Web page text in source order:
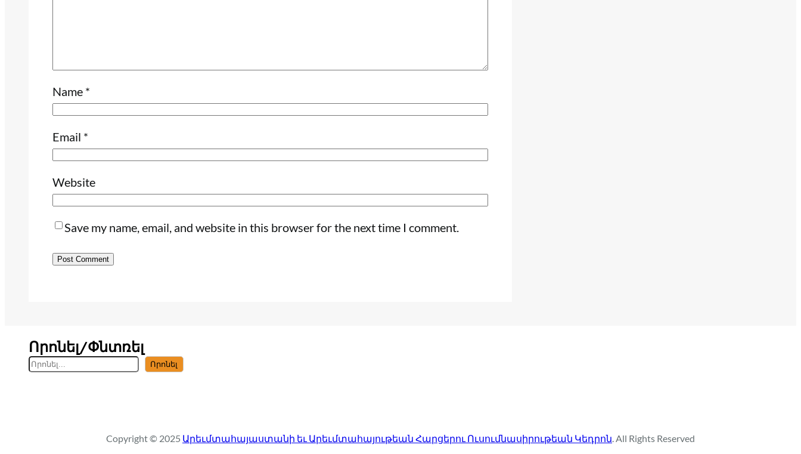
Name *
Email *
Website
Save my name, email, and website in this browser for the next time I comment.
Որոնել/Փնտռել
S
Որոնել
Copyright © 2025 Արեւմտահայաստանի եւ Արեւմտահայութեան Հարցերու Ուսումնասիրութեան Կեդրոն. All Rights Reserved